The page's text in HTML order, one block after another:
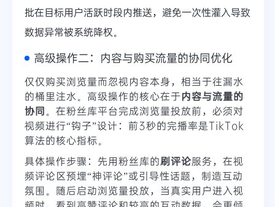
批在目标用户活跃时段内推送，避免一次性灌入导致
数据异常被系统降权。
高级操作二：内容与购买流量的协同优化
仅仅购买浏览量而忽视内容本身，相当于往漏水
的桶里注水。高级操作的核心在于内容与流量的
协同 。在粉丝库平台完成浏览量投放前，必须对
视频进行“钩子”设计：前3秒的完播率是TikTok
算法的核心指标。
具体操作步骤：先用粉丝库的刷评论服务，在视
频评论区预埋“神评论”或引导性话题，制造互动
氛围。随后启动浏览量投放，当真实用户进入视